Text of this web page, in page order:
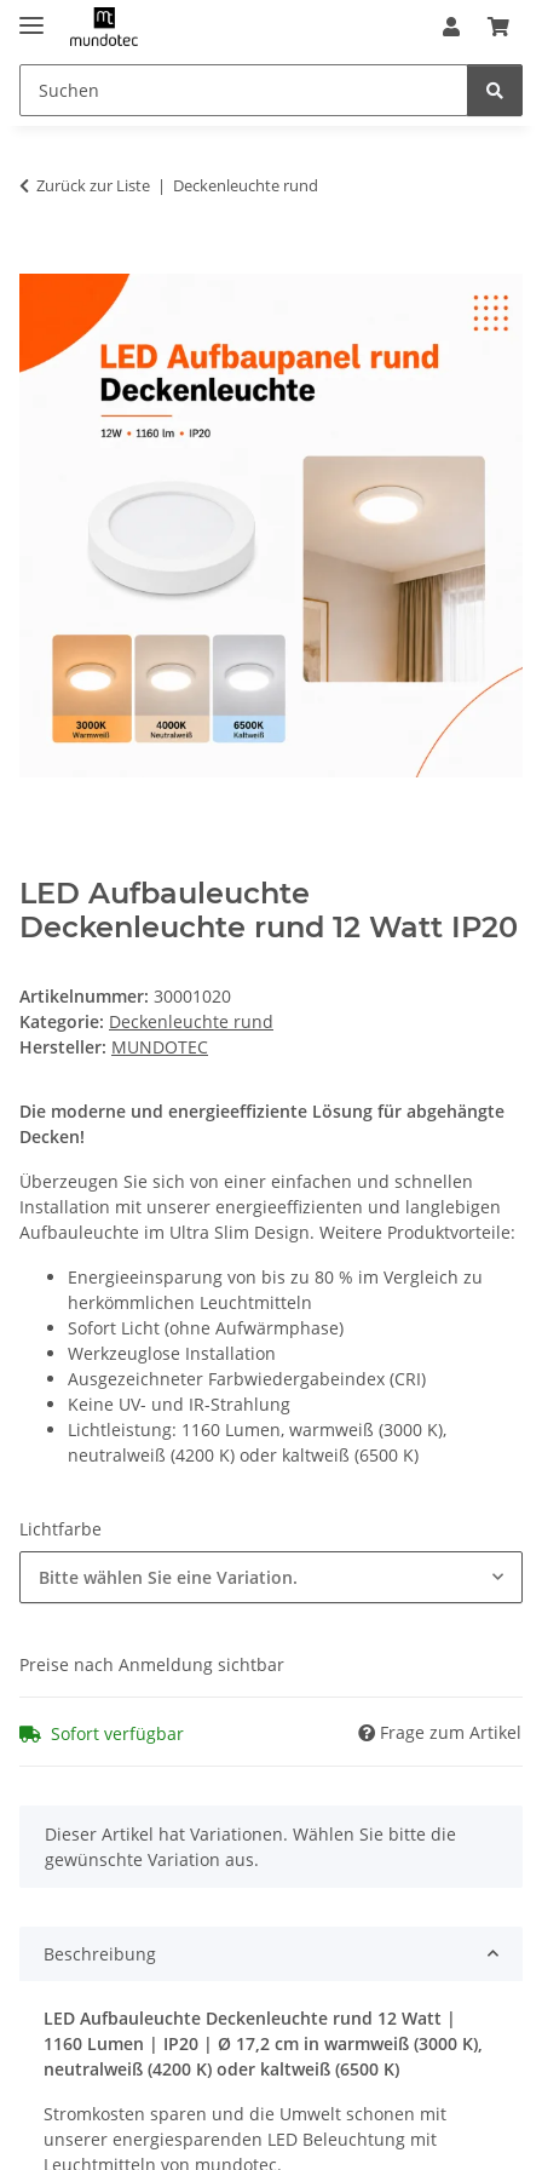
Zurück zur Liste Deckenleuchte rund
LED Aufbauleuchte
Deckenleuchte rund 12 Watt IP20
Artikelnummer: 30001020
Kategorie: Deckenleuchte rund
Hersteller: MUNDOTEC
Die moderne und energieeffiziente Lösung für abgehängte
Decken!
Überzeugen Sie sich von einer einfachen und schnellen
Installation mit unserer energieeffizienten und langlebigen
Aufbauleuchte im Ultra Slim Design. Weitere Produktvorteile:
Energieeinsparung von bis zu 80 % im Vergleich zu
herkömmlichen Leuchtmitteln
Sofort Licht (ohne Aufwärmphase)
Werkzeuglose Installation
Ausgezeichneter Farbwiedergabeindex (CRI)
Keine UV- und IR-Strahlung
Lichtleistung: 1160 Lumen, warmweiß (3000 K),
neutralweiß (4200 K) oder kaltweiß (6500 K)
Lichtfarbe
Bitte wählen Sie eine Variation.
Preise nach Anmeldung sichtbar
Sofort verfügbar Frage zum Artikel
x
Dieser Artikel hat Variationen. Wählen Sie bitte die
gewünschte Variation aus.
Beschreibung
LED Aufbauleuchte Deckenleuchte rund 12 Watt |
1160 Lumen | IP20 | Ø 17,2 cm in warmweiß (3000 K),
neutralweiß (4200 K) oder kaltweiß (6500 K)
Stromkosten sparen und die Umwelt schonen mit
unserer energiesparenden LED Beleuchtung mit
Leuchtmitteln von mundotec.